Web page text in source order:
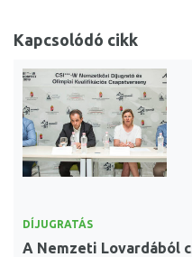
Kapcsolódó cikk
DÍJUGRATÁS
A Nemzeti Lovardából